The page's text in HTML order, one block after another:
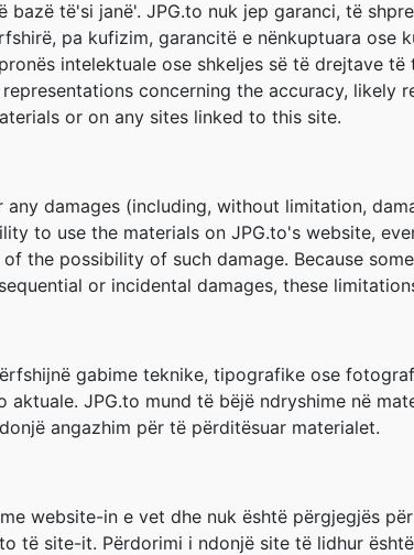
të'si janë'. JPG.to nuk jep garanci, të
pa kufizim, garancitë e nënkuptuara ose
intelektuale ose shkeljes së të drejtave të
concerning the accuracy,
or on any sites linked to this site.
damages (including, without limitation,
to use the materials on JPG.to's website,
the possibility of such damage. Because
or incidental damages, these
gabime teknike, tipografike ose
JPG.to mund të bëjë ndryshime në
angazhim për të përditësuar materialet.
website-in e vet dhe nuk është përgjegjës
të site-it. Përdorimi i ndonjë site të lidhur